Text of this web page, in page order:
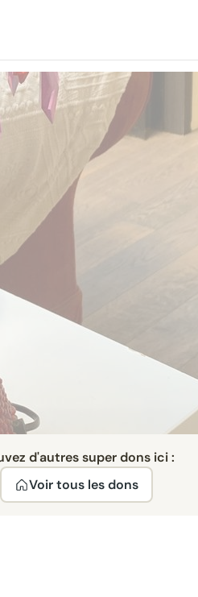
d'autres super dons ici :
Voir tous les dons